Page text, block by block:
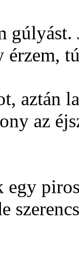
aztán
az